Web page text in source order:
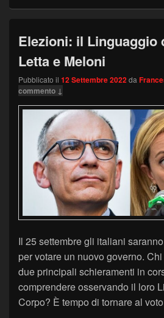
Elezioni: il Linguaggio
Letta e Meloni
Pubblicato il 12 Settembre 2022da
commento ↓
Il 25 settembre gli italiani
per votare un nuovo governo.
due principali schieramenti in
comprendere osservando il loro
Corpo? È tempo di tornare al